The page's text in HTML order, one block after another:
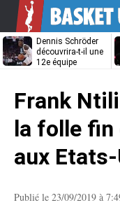
Dennis Schröder
découvrira-t-il une
12e équipe
Unibet
Frank
la folle fin
aux
Publié le 23/09/2019 à